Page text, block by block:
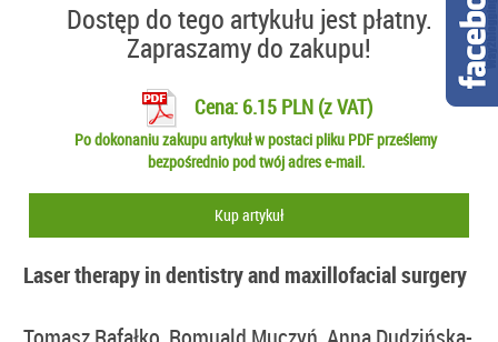
Dostęp do tego artykułu jest płatny.
Zapraszamy do zakupu!
Cena: 6.15 PLN (z VAT)
Po dokonaniu zakupu artykuł w postaci pliku PDF prześlemy
bezpośrednio pod twój adres e-mail.
Kup artykuł
Laser therapy in dentistry and maxillofacial surgery